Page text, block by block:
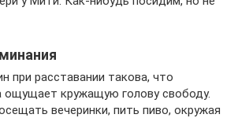
при расставании такова, что
ощущает кружащую голову свободу.
вечеринки, пить пиво, окружая